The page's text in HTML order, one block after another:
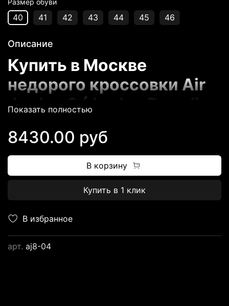
В избранное
арт. aj8-04
40 41 42 43 44 45 46
Описание
Купить в Москве
недорого кроссовки Air
Jordan 8 (Jordan Brand)
Артикул модели:
AA1239-135
Магазин FUTBASKET.RU
предлагает всем
Показать полностью
8430.00 руб
В корзину
Купить в 1 клик